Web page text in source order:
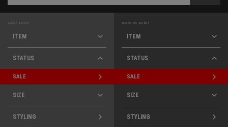
MENS MENU
ITEM
STATUS
SALE
SIZE
STYLING
WOMENS MENU
ITEM
STATUS
SALE
SIZE
STYLING